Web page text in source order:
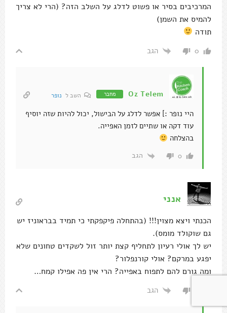
המרכיבים בסיר או פשוט לדלג על השלב הזה? (הרי לא צריך
להמיס את השמן)
תודה
0 הגב
Oz Telem מחבר השב ל נופר
היי נופר :] אפשר לדלג על הבישול, יכול להיות שזה יוסיף
עוד דקה או שתיים לזמן האפייה.
בהצלחה
0 הגב
אנני
הכנתי ויצא מצוין!!! (בהתחלה פיקפקתי כי תמיד בבראוניז יש
גם שוקולד מומס).
יש לך אולי רעיון לתחליף קצת יותר זול לשקדים טחונים שלא
יפגע במרקם? אולי קורנפלור?
ומה גורם להם לתפוח באפייה? הרי אין פה אפילו קמח…
הגב